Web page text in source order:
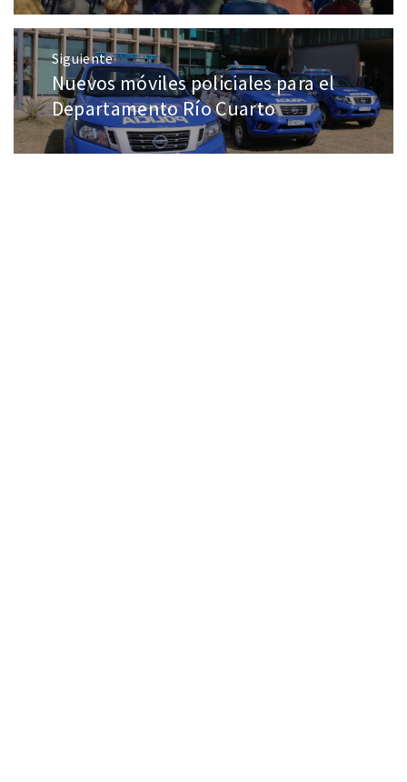
Siguiente
Nuevos móviles policiales para el
Departamento Río Cuarto